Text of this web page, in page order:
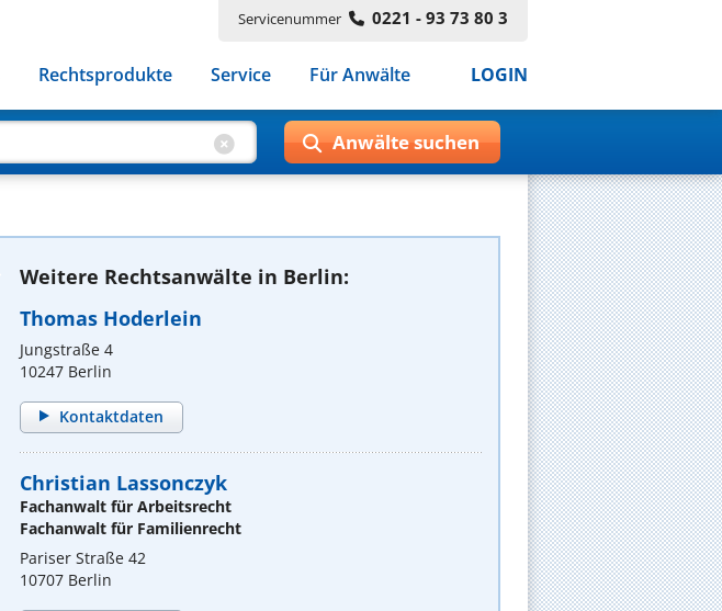
Servicenummer 0221 - 93 73 80 3
Rechtsprodukte Service Für Anwälte LOGIN
Weitere Rechtsanwälte in Berlin:
Thomas Hoderlein
Jungstraße 4
10247 Berlin
Kontaktdaten
Christian Lassonczyk
Fachanwalt für Arbeitsrecht
Fachanwalt für Familienrecht
Pariser Straße 42
10707 Berlin